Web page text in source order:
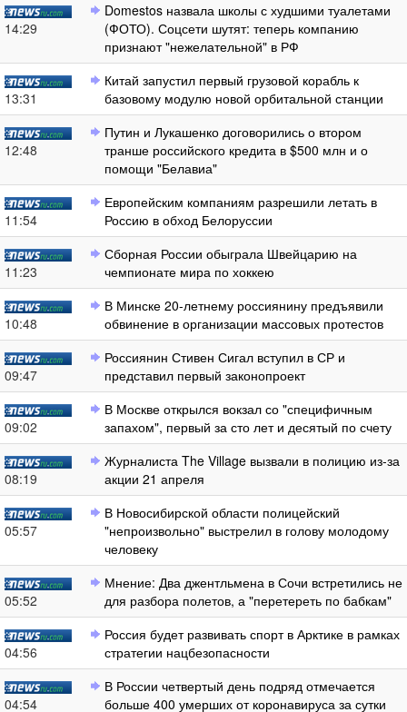
14:29
Domestos назвала школы с худшими туалетами
(ФОТО). Соцсети шутят: теперь компанию
признают "нежелательной" в РФ
13:31
Китай запустил первый грузовой корабль к
базовому модулю новой орбитальной станции
12:48
Путин и Лукашенко договорились о втором
транше российского кредита в $500 млн и о
помощи "Белавиа"
11:54
Европейским компаниям разрешили летать в
Россию в обход Белоруссии
11:23
Сборная России обыграла Швейцарию на
чемпионате мира по хоккею
10:48
В Минске 20-летнему россиянину предъявили
обвинение в организации массовых протестов
09:47
Россиянин Стивен Сигал вступил в СР и
представил первый законопроект
09:02
В Москве открылся вокзал со "специфичным
запахом", первый за сто лет и десятый по счету
08:19
Журналиста The Village вызвали в полицию из-за
акции 21 апреля
05:57
В Новосибирской области полицейский
"непроизвольно" выстрелил в голову молодому
человеку
05:52
Мнение: Два джентльмена в Сочи встретились не
для разбора полетов, а "перетереть по бабкам"
04:56
Россия будет развивать спорт в Арктике в рамках
стратегии нацбезопасности
04:54
В России четвертый день подряд отмечается
больше 400 умерших от коронавируса за сутки